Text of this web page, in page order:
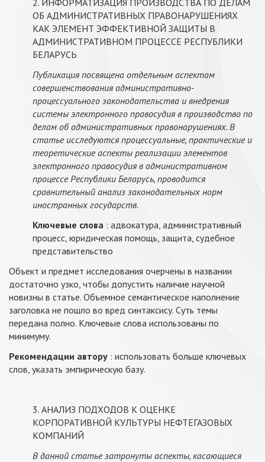
2. ИНФОРМАТИЗАЦИЯ ПРОИЗВОДСТВА ПО ДЕЛАМ
ОБ АДМИНИСТРАТИВНЫХ ПРАВОНАРУШЕНИЯХ
КАК ЭЛЕМЕНТ ЭФФЕКТИВНОЙ ЗАЩИТЫ В
АДМИНИСТРАТИВНОМ ПРОЦЕССЕ РЕСПУБЛИКИ
БЕЛАРУСЬ
Публикация посвящена отдельным аспектам
совершенствования административно-
процессуального законодательства и внедрения
системы электронного правосудия в производство по
делам об административных правонарушениях. В
статье исследуются процессуальные, практические и
теоретические аспекты реализации элементов
электронного правосудия в административном
процессе Республики Беларусь, проводится
сравнительный анализ законодательных норм
иностранных государств.
Ключевые слова : адвокатура, административный
процесс, юридическая помощь, защита, судебное
представительство
Объект и предмет исследования очерчены в названии
достаточно узко, чтобы допустить наличие научной
новизны в статье. Объемное семантическое наполнение
заголовка не пошло во вред синтаксису. Суть темы
передана полно. Ключевые слова использованы по
минимуму.
Рекомендации автору : использовать больше ключевых
слов, указать эмпирическую базу.
3. АНАЛИЗ ПОДХОДОВ К ОЦЕНКЕ
КОРПОРАТИВНОЙ КУЛЬТУРЫ НЕФТЕГАЗОВЫХ
КОМПАНИЙ
В данной статье затронуты аспекты, касающиеся